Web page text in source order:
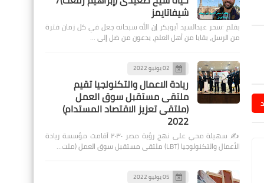
شيفاتايمز
بقلم :سحر عبدالسيد أبوبكر إن الله سبحانه جعل في كل زمان فترة
من الرسل، بقايا من أهل العلم، يدعون من ضل إلى …
02 يونيو 2022
ريادة الاعمال والتكنولجيا تقيم
ملتقى مستقبل سوق العمل
(ملتقى تعزيز الاقتصاد المستدام)
2022
✍️ سهيلة محي على نهج رؤية مصر ٢٠٣٠ أقامت مؤسسة ريادة
الأعمال والتكنولوجيا (LBT) ملتقى مستقبل سوق العمل (ملت…
05 يوليو 2022